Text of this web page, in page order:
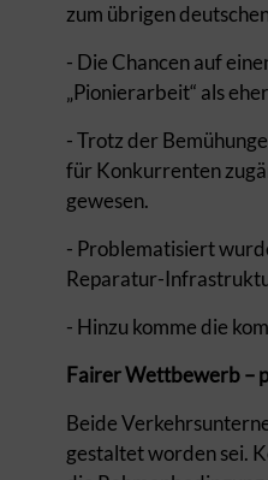
zum übrigen
- Die Chancen auf
„Pionierarbeit“ als
- Trotz der
für Konkurrenten
gewesen.
- Problematisiert
Reparatur-
- Hinzu komme die
Fairer Wettbewerb –
Beide
gestaltet worden sei.